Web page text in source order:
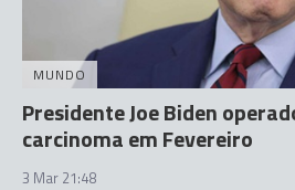
MUNDO
Presidente Joe Biden
carcinoma em Fevereiro
3 Mar 21:48